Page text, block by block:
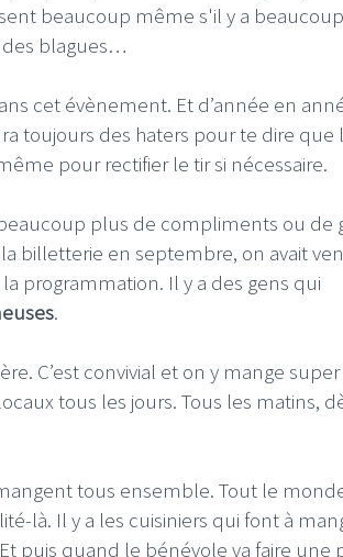
beaucoup même s'il y a
des blagues…
cet évènement. Et d’année en
toujours des haters pour te dire que
pour rectifier le tir si nécessaire.
plus de compliments ou de
billetterie en septembre, on avait
programmation. Il y a des gens qui
.
C’est convivial et on y mange
tous les jours. Tous les matins,
tous ensemble. Tout le
là. Il y a les cuisiniers qui font à
puis quand le bénévole va faire une
LE GROS RIFFIFI –
The Covers !!!